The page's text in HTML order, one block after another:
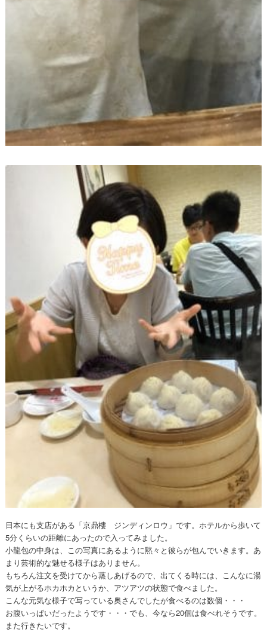
日本にも支店がある「京鼎樓 ジンディンロウ」です。ホテルから歩いて
5分くらいの距離にあったので入ってみました。
小龍包の中身は、この写真にあるように黙々と彼らが包んでいきます。あ
まり芸術的な魅せる様子はありません。
もちろん注文を受けてから蒸しあげるので、出てくる時には、こんなに湯
気が上がるホカホカというか、アツアツの状態で食べました。
こんな元気な様子で写っている奥さんでしたが食べるのは数個・・・
お腹いっぱいだったようです・・・でも、今なら20個は食べれそうです。
また行きたいです。